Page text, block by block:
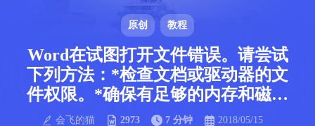
原创 教程
Word在试图打开文件错误。请尝试
下列方法：*检查文档或驱动器的文
件权限。*确保有足够的内存和磁盘
空间。。。
会飞的猫 2973 7 分钟
2018/05/15